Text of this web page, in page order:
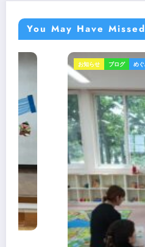
You May Have Missed
ブログ めぐみらんど